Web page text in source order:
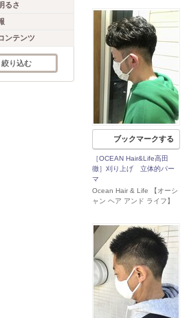
るさ
ンテンツ
ブックマークする
［OCEAN Hair&Life高田
徹］刈り上げ 立体的パー
マ
Ocean Hair & Life 【オーシ
ャン ヘア アンド ライフ】